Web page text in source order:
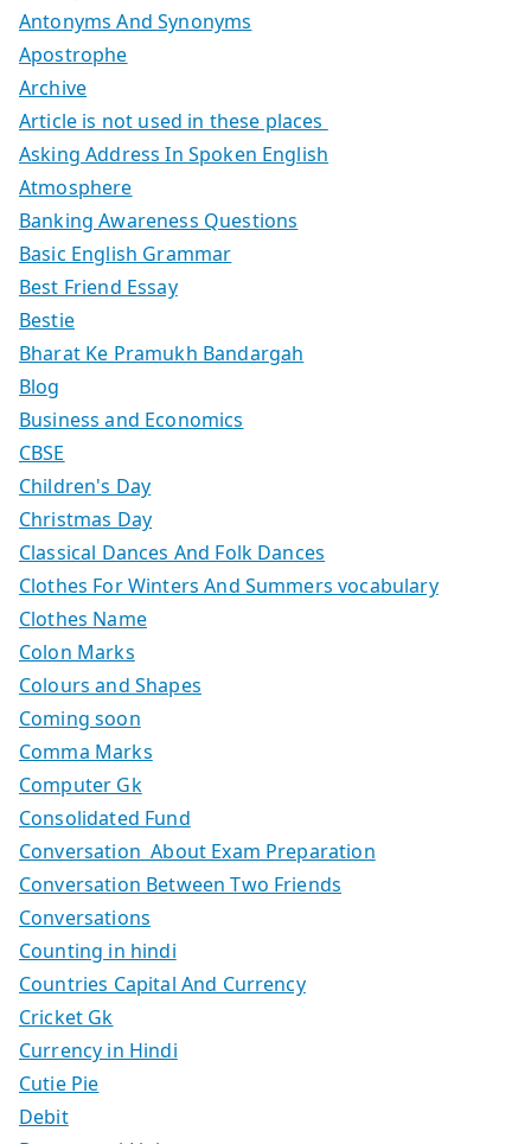
Antonyms And Synonyms
Apostrophe
Archive
Article is not used in these places
Asking Address In Spoken English
Atmosphere
Banking Awareness Questions
Basic English Grammar
Best Friend Essay
Bestie
Bharat Ke Pramukh Bandargah
Blog
Business and Economics
CBSE
Children's Day
Christmas Day
Classical Dances And Folk Dances
Clothes For Winters And Summers vocabulary
Clothes Name
Colon Marks
Colours and Shapes
Coming soon
Comma Marks
Computer Gk
Consolidated Fund
Conversation About Exam Preparation
Conversation Between Two Friends
Conversations
Counting in hindi
Countries Capital And Currency
Cricket Gk
Currency in Hindi
Cutie Pie
Debit